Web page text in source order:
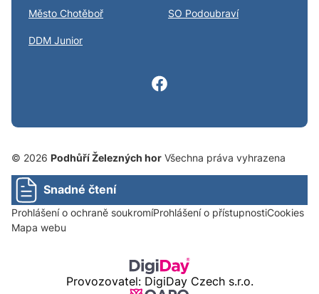
Město Chotěboř SO Podoubraví
DDM Junior
© 2026 Podhůří Železných hor Všechna práva vyhrazena
Snadné čtení
Prohlášení o ochraně soukromíProhlášení o přístupnostiCookies
Mapa webu
Provozovatel: DigiDay Czech s.r.o.